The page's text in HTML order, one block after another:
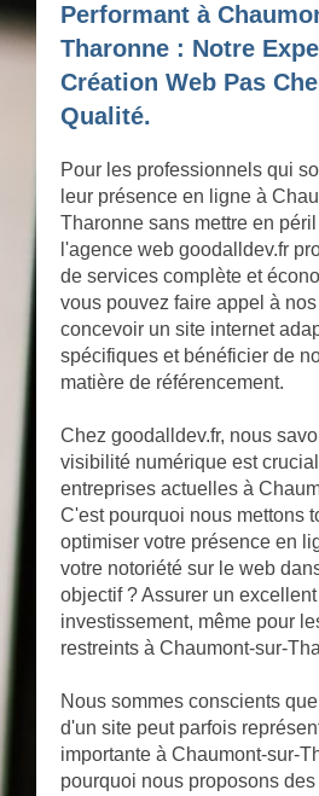
Performant à
Tharonne : Notre
Création Web Pas
Qualité.
Pour les professionnels qui
leur présence en ligne à
Tharonne sans mettre en
l'agence web goodalldev.fr
de services complète et
vous pouvez faire appel à
concevoir un site internet
spécifiques et bénéficier de
matière de référencement.
Chez goodalldev.fr, nous
visibilité numérique est
entreprises actuelles à
C'est pourquoi nous mettons
optimiser votre présence en
votre notoriété sur le web
objectif ? Assurer un
investissement, même pour
restreints à Chaumont-sur-
Nous sommes conscients
d'un site peut parfois
importante à Chaumont-sur-
pourquoi nous proposons